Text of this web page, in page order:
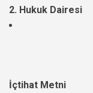
2. Hukuk Dairesi
İçtihat Metni